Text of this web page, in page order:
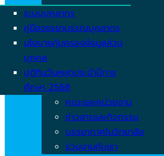
ระบบบุคลากร
คู่มือจรรยาบรรณบุคลากร
นโยบายคุ้มครองข้อมูลส่วน
บุคคล
ปฏิทินวันหยุดประจำปีการ
ศึกษา 2568
คณะและหน่วยงาน
ข่าวสารและกิจกรรม
บรรยากาศในวิทยาลัย
ร่วมงานกับเรา